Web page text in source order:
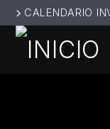
CALENDARIO